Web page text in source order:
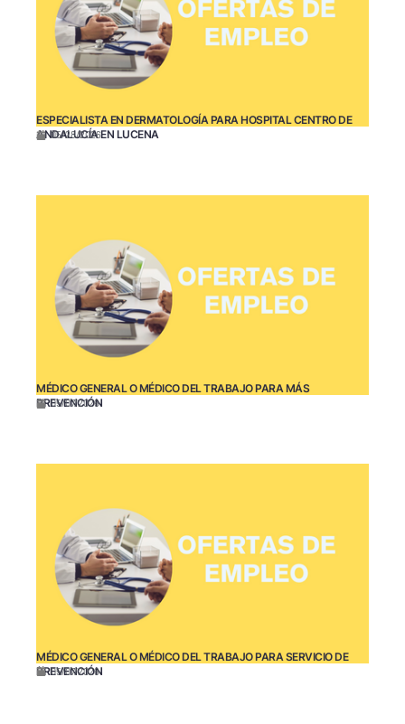
ESPECIALISTA EN DERMATOLOGÍA PARA HOSPITAL CENTRO DE
ANDALUCÍA EN LUCENA
05/28/2026
MÉDICO GENERAL O MÉDICO DEL TRABAJO PARA MÁS
PREVENCIÓN
05/07/2026
MÉDICO GENERAL O MÉDICO DEL TRABAJO PARA SERVICIO DE
PREVENCIÓN
05/07/2026